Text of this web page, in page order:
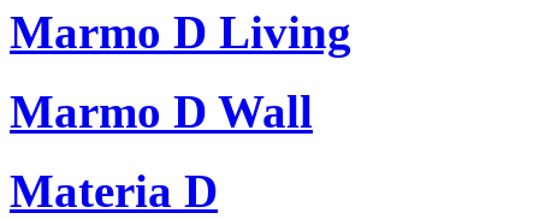
Marmo D Living
Marmo D Wall
Materia D